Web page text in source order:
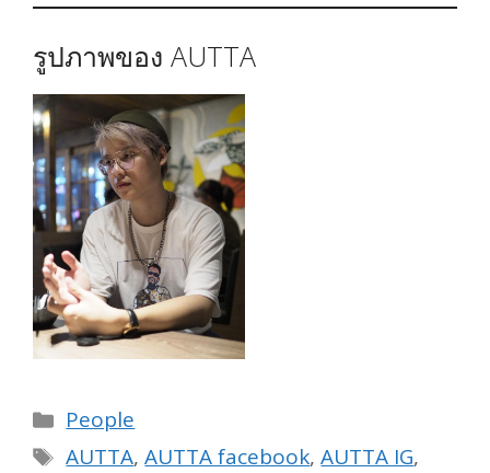
รูปภาพของ AUTTA
Categories
People
Tags
AUTTA,AUTTA facebook,AUTTA IG,